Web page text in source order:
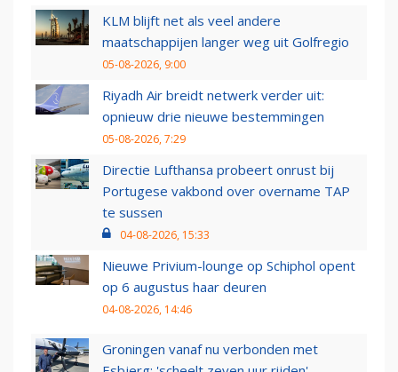
KLM blijft net als veel andere
maatschappijen langer weg uit Golfregio
05-08-2026, 9:00
Riyadh Air breidt netwerk verder uit:
opnieuw drie nieuwe bestemmingen
05-08-2026, 7:29
Directie Lufthansa probeert onrust bij
Portugese vakbond over overname TAP
te sussen
04-08-2026, 15:33
Nieuwe Privium-lounge op Schiphol opent
op 6 augustus haar deuren
04-08-2026, 14:46
Groningen vanaf nu verbonden met